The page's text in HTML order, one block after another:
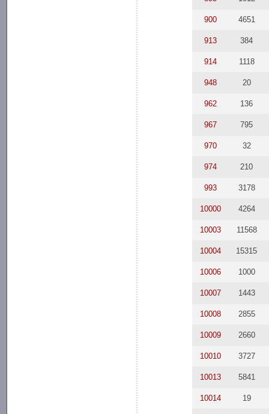
900 4651
913 384
914 1118
948 20
962 136
967 795
970 32
974 210
993 3178
10000 4264
10003 11568
10004 15315
10006 1000
10007 1443
10008 2855
10009 2660
10010 3727
10013 5841
10014 19